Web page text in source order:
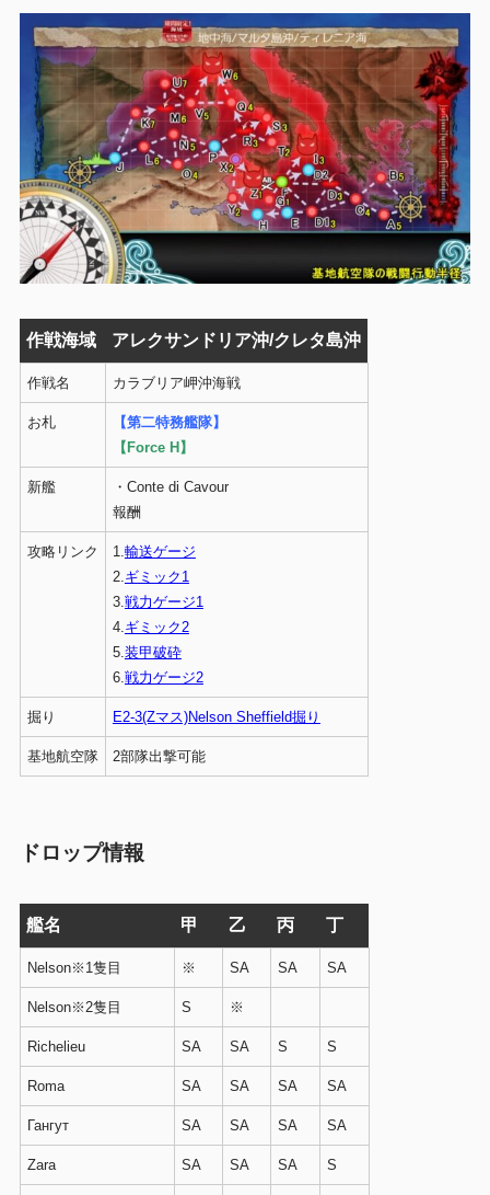
作戦海域 アレクサンドリア沖/クレタ島沖
作戦名 カラブリア岬沖海戦
お札
【第二特務艦隊】
【Force H】
新艦
・Conte di Cavour
報酬
攻略リンク 1.輸送ゲージ
2.ギミック1
3.戦力ゲージ1
4.ギミック2
5.装甲破砕
6.戦力ゲージ2
掘り E2-3(Zマス)Nelson Sheffield掘り
基地航空隊 2部隊出撃可能
ドロップ情報
艦名 甲 乙 丙 丁
Nelson※1隻目 ※ SA SA SA
Nelson※2隻目 S ※
Richelieu SA SA S S
Roma SA SA SA SA
Гангут SA SA SA SA
Zara SA SA SA S